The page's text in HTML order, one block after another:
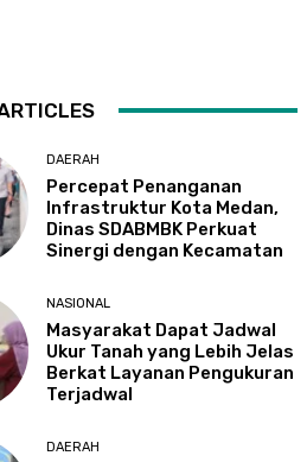
DAERAH
Percepat Penanganan
Infrastruktur Kota Medan,
Dinas SDABMBK Perkuat
Sinergi dengan Kecamatan
NASIONAL
Masyarakat Dapat Jadwal
Ukur Tanah yang Lebih Jelas
Berkat Layanan Pengukuran
Terjadwal
DAERAH